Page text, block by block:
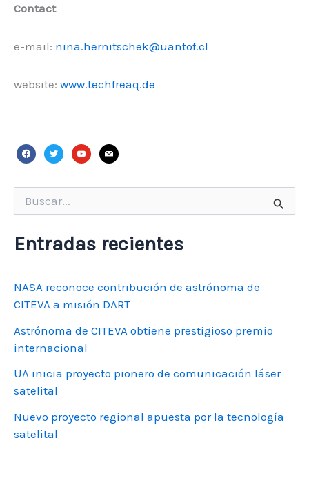
Contact
e-mail: nina.hernitschek@uantof.cl
website: www.techfreaq.de
facebook
twitteryoutube
mail
por:
Entradas recientes
NASA reconoce contribución de astrónoma de
CITEVA a misión DART
Astrónoma de CITEVA obtiene prestigioso premio
internacional
UA inicia proyecto pionero de comunicación láser
satelital
Nuevo proyecto regional apuesta por la tecnología
satelital